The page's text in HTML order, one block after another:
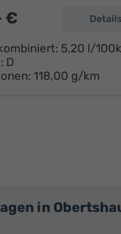
€ Details
5,20 l/
D
118,00 g/km
in